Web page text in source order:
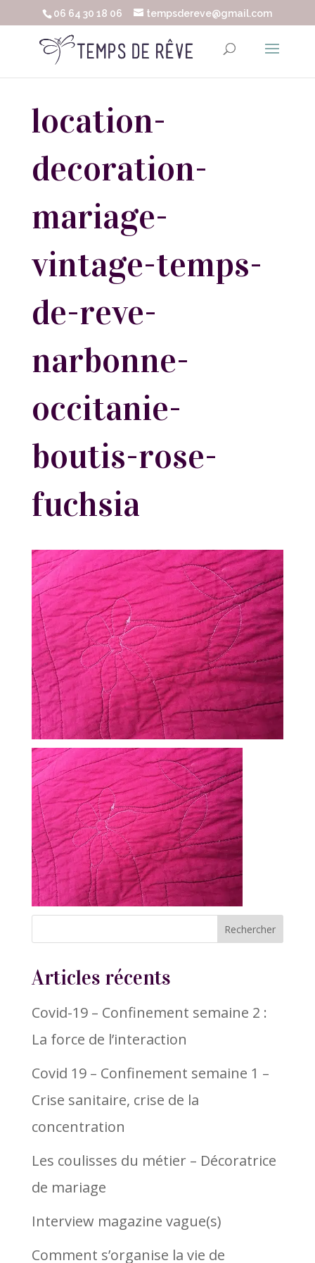
06 64 30 18 06 tempsdereve@gmail.com
location-
decoration-
mariage-
vintage-temps-
de-reve-
narbonne-
occitanie-
boutis-rose-
fuchsia
Articles récents
Covid-19 – Confinement semaine 2 :
La force de l’interaction
Covid 19 – Confinement semaine 1 –
Crise sanitaire, crise de la
concentration
Les coulisses du métier – Décoratrice
de mariage
Interview magazine vague(s)
Comment s’organise la vie de